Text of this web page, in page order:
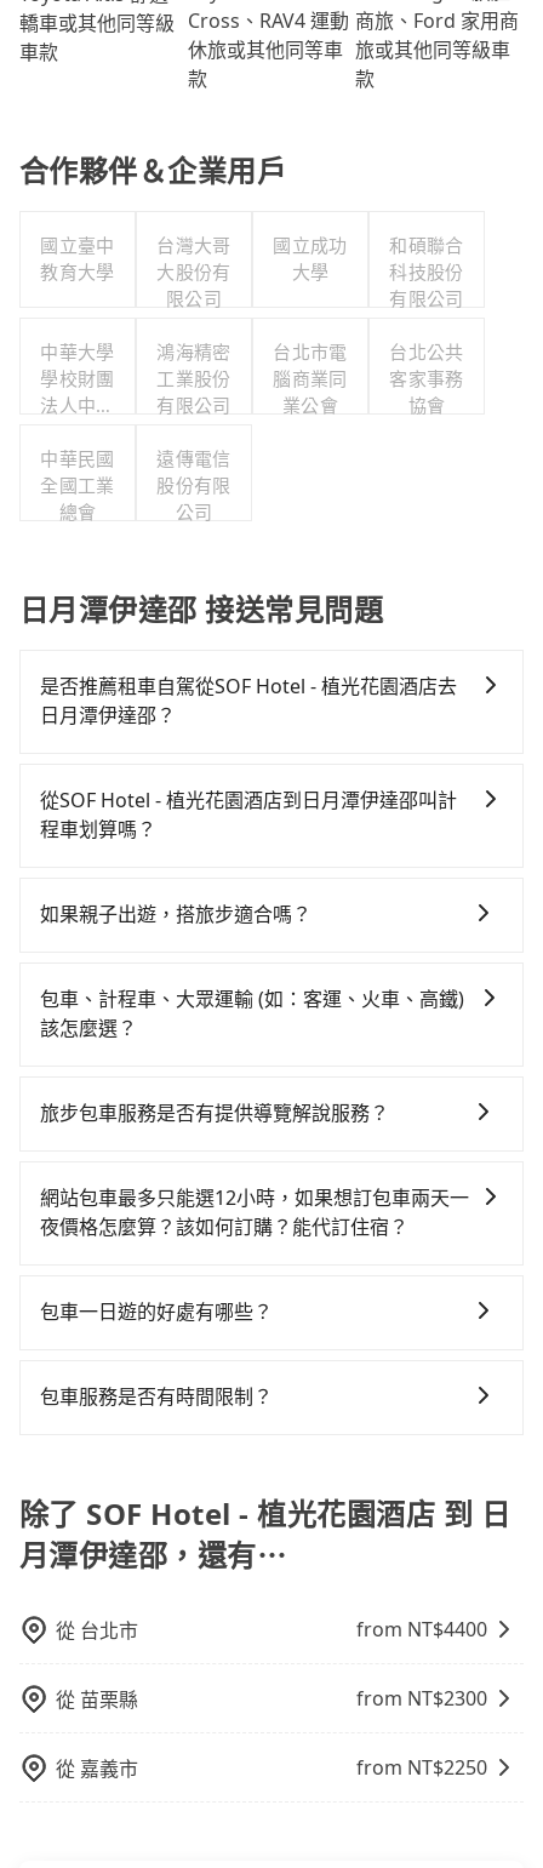
轎車或其他同等級
車款
Cross、RAV4 運動
休旅或其他同等車
款
商旅、Ford 家用商
旅或其他同等級車
款
合作夥伴＆企業用戶
國立臺中
教育大學
台灣大哥
大股份有
限公司
國立成功
大學
和碩聯合
科技股份
有限公司
中華大學
學校財團
法人中華
鴻海精密
工業股份
有限公司
台北市電
腦商業同
業公會
台北公共
客家事務
協會
中華民國
全國工業
總會
遠傳電信
股份有限
公司
日月潭伊達邵 接送常見問題
是否推薦租車自駕從SOF Hotel - 植光花園酒店去
日月潭伊達邵？
時不需要閉目養神（因為要自己開車），最重要的是你
當天就要來回，那在台中路邊可隨租隨借的iRent應該是
Hotel - 植光花園酒店到日月潭伊達邵的花費預估為
時40元路邊停車費用預估進去，但額外的汽車保險與可
能的罰單都需自付。再者，和運的iRent只提供最基本的
或九人座可供選擇，而且無人租車最令人詬病的就是車
樣。另外，偶爾也會遇到明明已經預約了時間但上一位
用戶卻遲遲尚未歸還，又或者要還車時卻偏偏找不到停
使用時還是有其區域的限制，實際可停靠的地點與你的
從SOF Hotel - 植光花園酒店到日月潭伊達邵叫計
程車划算嗎？
灣大車隊、Uber、Line Taxi、Yoxi等，如果在路邊攔不
隊等叫車看看。依照里程跳錶計算，價格約為
1,725~2,100元間，若改選tripool的專車服務可再更便
的難度是雙北市的490倍。再加上台中市有些計程車司機
店到日月潭伊達邵的跳表小黃可能較為便宜，但當你們
人數超過四位時，叫兩輛計程車的費用就貴了，改預約
如果親子出遊，搭旅步適合嗎？
椅及兒童用增高墊供您選購(租借300元/個)，讓您和孩子
出遊時安全更有保障。
包車、計程車、大眾運輸 (如：客運、火車、高鐵)
該怎麼選？
擇： 預算：不同交通工具價格不同，可先確定您的預
比較寬鬆且不介意耗時轉乘可選大眾運輸或較貴的計程
車。 旅行人數：人數多時包車較方便舒適且每個人攤提
車，不趕時間即可選用大眾運輸。 便利性：需要便利性
旅步包車服務是否有提供導覽解說服務？
需要導覽服務，可事先透過電子郵件
booking@tripool.app聯繫我們，將有專人協助回覆確
網站包車最多只能選12小時，如果想訂包車兩天一
夜價格怎麼算？該如何訂購？能代訂住宿？
需要連續兩天的包車服務，可以在官網上分開預定兩天
包車一日遊的好處有哪些？
願和需要來安排行程，其次，包車可以讓您更加深入地
自在。
包車服務是否有時間限制？
除了 SOF Hotel - 植光花園酒店 到 日
月潭伊達邵，還有⋯
從 台北市 from NT$4400
從 苗栗縣 from NT$2300
從 嘉義市 from NT$2250